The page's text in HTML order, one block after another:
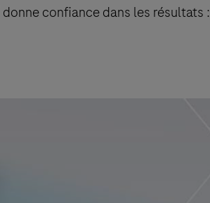
donne confiance dans les résultats :